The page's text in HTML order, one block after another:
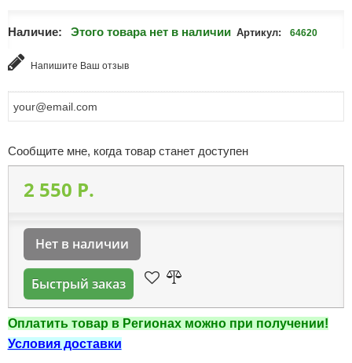
Наличие: Этого товара нет в наличии Артикул: 64620
Напишите Ваш отзыв
Сообщите мне, когда товар станет доступен
2 550 P.
Нет в наличии
Быстрый заказ
Оплатить товар в Регионах можно при получении!
Условия доставки